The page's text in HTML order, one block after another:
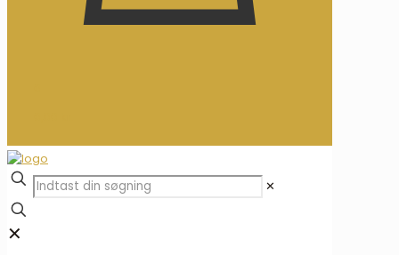
✕
✕